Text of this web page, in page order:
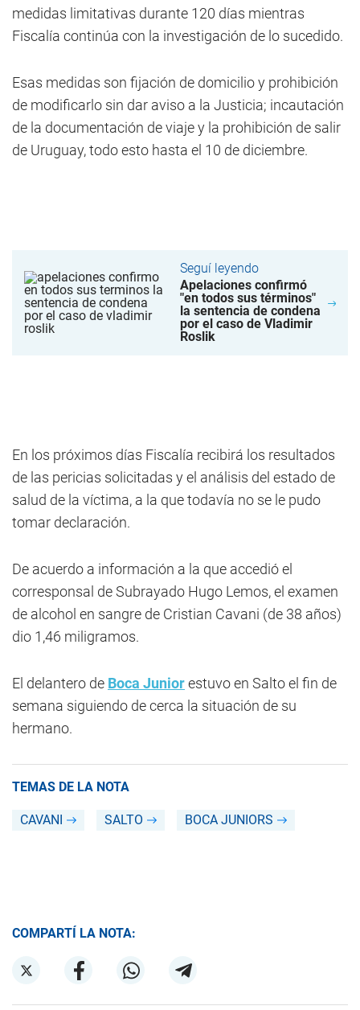
medidas limitativas durante 120 días mientras
Fiscalía continúa con la investigación de lo sucedido.
Esas medidas son fijación de domicilio y prohibición
de modificarlo sin dar aviso a la Justicia; incautación
de la documentación de viaje y la prohibición de salir
de Uruguay, todo esto hasta el 10 de diciembre.
Seguí leyendo
Apelaciones confirmó
"en todos sus términos"
la sentencia de condena
por el caso de Vladimir
Roslik
En los próximos días Fiscalía recibirá los resultados
de las pericias solicitadas y el análisis del estado de
salud de la víctima, a la que todavía no se le pudo
tomar declaración.
De acuerdo a información a la que accedió el
corresponsal de Subrayado Hugo Lemos, el examen
de alcohol en sangre de Cristian Cavani (de 38 años)
dio 1,46 miligramos.
El delantero de Boca Juniorestuvo en Salto el fin de
semana siguiendo de cerca la situación de su
hermano.
TEMAS DE LA NOTA
CAVANI SALTO BOCA JUNIORS
COMPARTÍ LA NOTA: